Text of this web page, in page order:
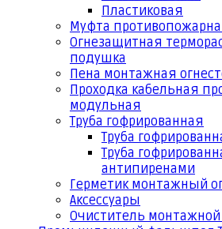
Пластиковая
Муфта
Огнезащитная
подушка
Пена монтажная
Проходка кабельная
модульная
Труба гофрированная
Труба
Труба
антипиренами
Герметик монтажный
Аксессуары
Очиститель